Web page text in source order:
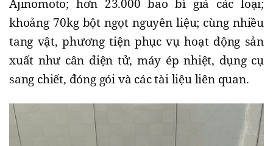
Ajinomoto; hơn 23.000 bao bì giả các loại;
khoảng 70kg bột ngọt nguyên liệu; cùng nhiều
tang vật, phương tiện phục vụ hoạt động sản
xuất như cân điện tử, máy ép nhiệt, dụng cụ
sang chiết, đóng gói và các tài liệu liên quan.